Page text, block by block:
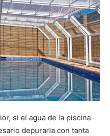
si el agua de la piscina
depurarla con tanta